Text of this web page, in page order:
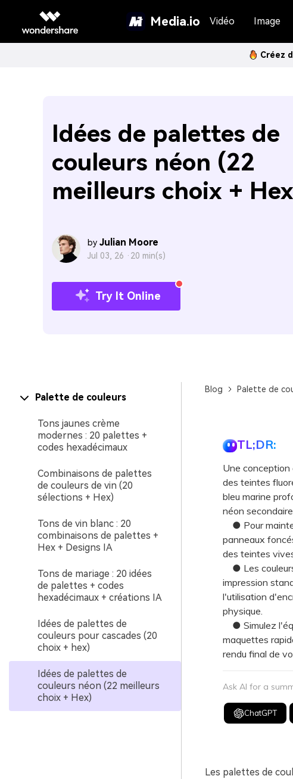
Media.io Vidéo Image
Créez
Idées de palettes de
couleurs néon (22
meilleurs choix +
by Julian Moore
Jul 03, 26 · 20 min(s)
Try It Online
Palette de couleurs
Tons jaunes crème
modernes : 20 palettes +
codes hexadécimaux
Combinaisons de palettes
de couleurs de vin (20
sélections + Hex)
Tons de vin blanc : 20
combinaisons de palettes +
Hex + Designs IA
Tons de mariage : 20 idées
de palettes + codes
hexadécimaux + créations IA
Idées de palettes de
couleurs pour cascades (20
choix + hex)
Idées de palettes de
couleurs néon (22 meilleurs
choix + Hex)
Blog Palette de
TL;DR:
Une
des teintes
bleu marine
néon
● Pour
panneaux
des teintes
● Les
impression
l'utilisation
physique.
● Simulez
maquettes
rendu final de
Ask AI for a
ChatGPT
Les palettes de